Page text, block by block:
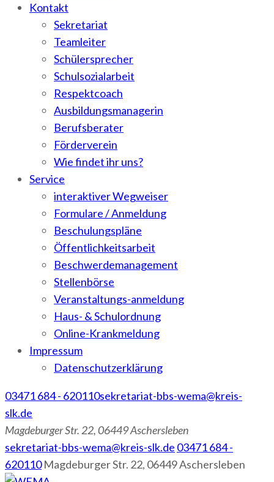
Kontakt
Sekretariat
Teamleiter
Schülersprecher
Schulsozialarbeit
Respektcoach
Ausbildungsmanagerin
Berufsberater
Förderverein
Wie findet ihr uns?
Service
interaktiver Wegweiser
Formulare / Anmeldung
Beschulungspläne
Öffentlichkeitsarbeit
Beschwerdemanagement
Stellenbörse
Veranstaltungs-anmeldung
Haus- & Schulordnung
Online-Krankmeldung
Impressum
Datenschutzerklärung
03471 684 - 620110sekretariat-bbs-wema@kreis-
slk.de
Magdeburger Str. 22, 06449 Aschersleben
sekretariat-bbs-wema@kreis-slk.de 03471 684 -
620110 Magdeburger Str. 22, 06449 Aschersleben